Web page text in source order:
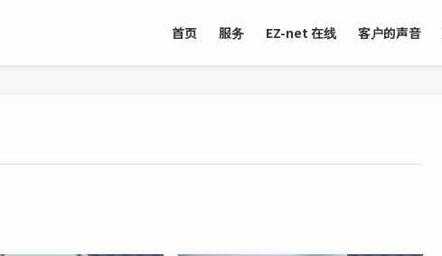
首页 服务 EZ-net 在线 客户的声音